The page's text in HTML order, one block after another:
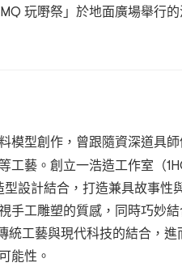
玩嘢祭」於地面廣場舉行
模型創作，曾跟隨資深道具
工藝。創立一浩造工作室（
設計結合，打造兼具故事性
手工雕塑的質感，同時巧妙
統工藝與現代科技的結合，進
能性。